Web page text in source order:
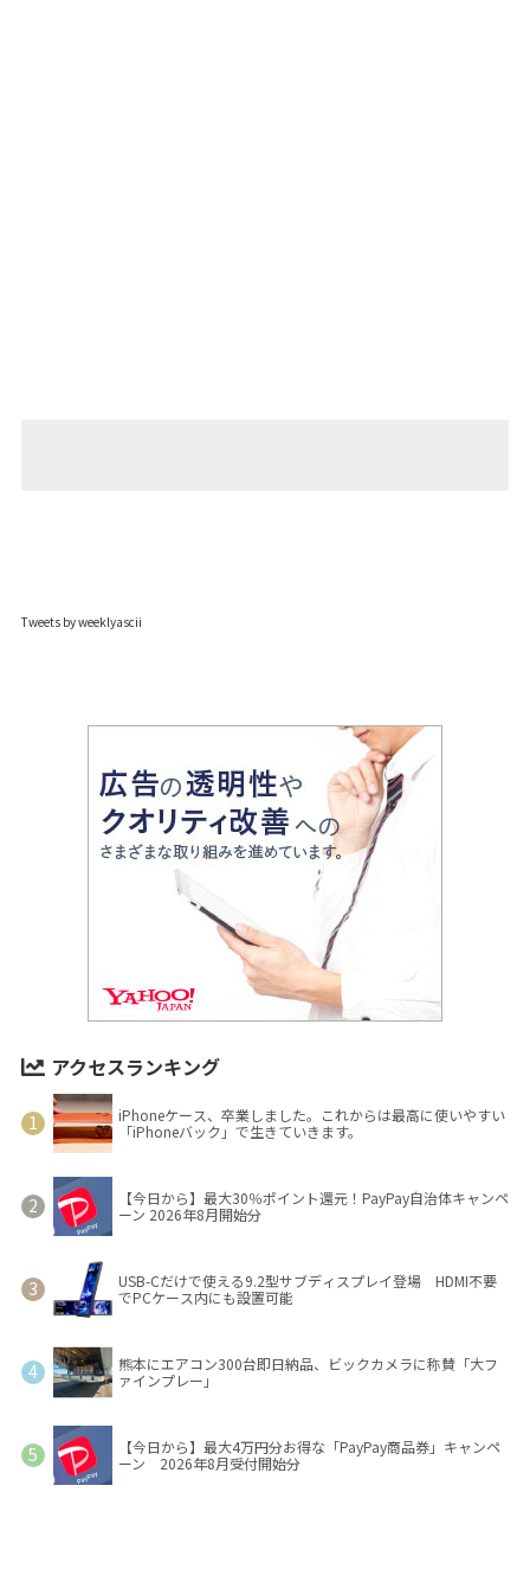
Tweets by weeklyascii
アクセスランキング
iPhoneケース、卒業しました。これからは最高に使いやすい
「iPhoneバック」で生きていきます。
【今日から】最大30％ポイント還元！PayPay自治体キャンペ
ーン 2026年8月開始分
USB-Cだけで使える9.2型サブディスプレイ登場 HDMI不要
でPCケース内にも設置可能
熊本にエアコン300台即日納品、ビックカメラに称賛「大フ
ァインプレー」
【今日から】最大4万円分お得な「PayPay商品券」キャンペ
ーン 2026年8月受付開始分